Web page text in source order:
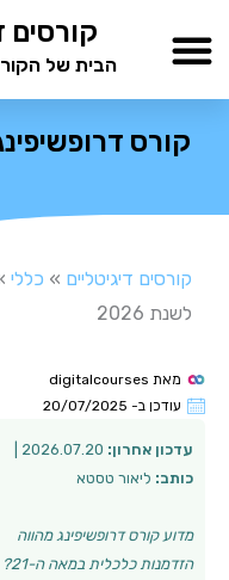
לתוכן
קורסים
הבית של
קורס
קורסים דיגיטליים » כללי
לשנת 2026
מאת
עודכן ב- 20/07/2025
עדכון אחרון:
כותב: ליאור טסטא
מדוע קורס דרופשיפינג מהווה
הזדמנות כלכלית במאה ה-21?